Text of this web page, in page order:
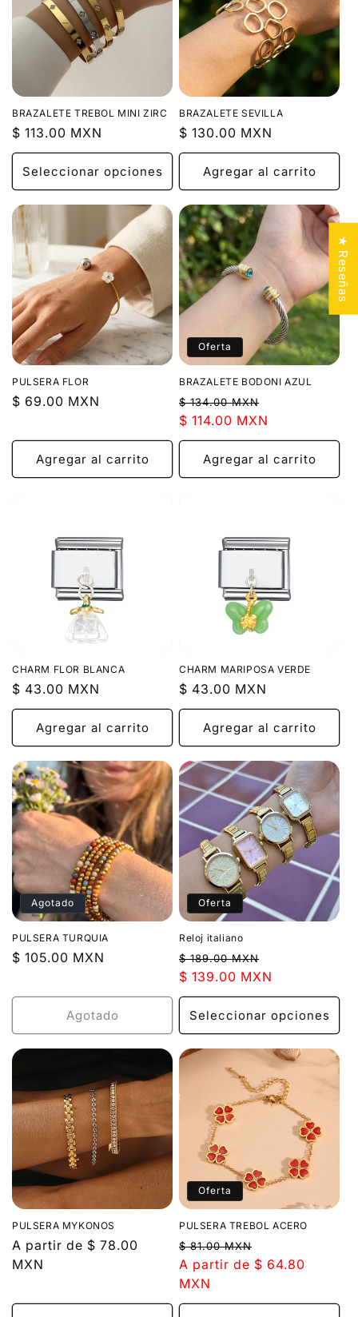
BRAZALETE TREBOL MINI ZIRC
Precio
habitual
$ 113.00 MXN
Seleccionar opciones
BRAZALETE SEVILLA
Precio
habitual
$ 130.00 MXN
Agregar al carrito
PULSERA FLOR
Precio
$ 69.00 MXN
Agregar al carrito
Oferta
BRAZALETE BODONI AZUL
Precio
habitual
$ 134.00 MXN
oferta
$ 114.00 MXN
Agregar al carrito
CHARM FLOR BLANCA
Precio
habitual
$ 43.00 MXN
Agregar al carrito
CHARM MARIPOSA VERDE
Precio
habitual
$ 43.00 MXN
Agregar al carrito
Agotado
PULSERA TURQUIA
Precio
$ 105.00 MXN
Agotado
Oferta
Reloj italiano
Precio
habitual
$ 189.00 MXN
de
oferta
$ 139.00 MXN
Seleccionar opciones
PULSERA MYKONOS
Precio
habitual
A partir de $ 78.00
MXN
Oferta
PULSERA TREBOL ACERO
Precio
habitual
$ 81.00 MXN
de
A partir de $ 64.80
MXN
★ Reseñas